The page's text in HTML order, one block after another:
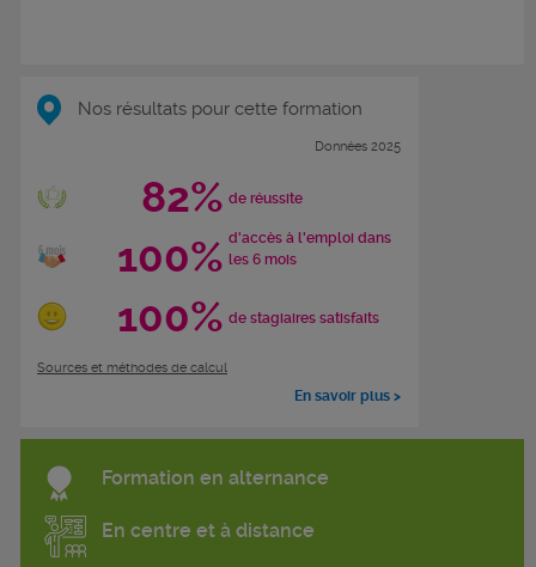
Nos résultats pour cette formation
Données 2025
82% de réussite
100% d'accès à l'emploi dans
les 6 mois
100% de stagiaires satisfaits
Sources et méthodes de calcul
En savoir plus >
Formation en alternance
En centre et à distance